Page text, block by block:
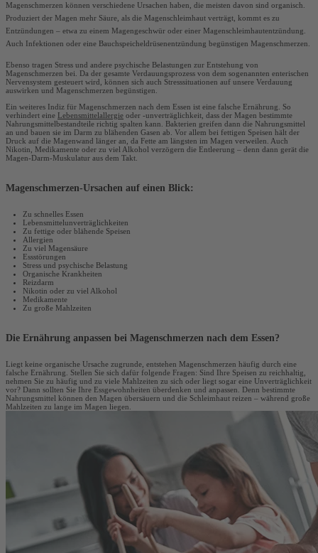
Magenschmerzen können verschiedene Ursachen haben, die meisten davon sind organisch.
Produziert der Magen mehr Säure, als die Magenschleimhaut verträgt, kommt es zu
Entzündungen – etwa zu einem Magengeschwür oder einer Magenschleimhautentzündung.
Auch Infektionen oder eine Bauchspeicheldrüsenentzündung begünstigen Magenschmerzen.
Ebenso tragen Stress und andere psychische Belastungen zur Entstehung von
Magenschmerzen bei. Da der gesamte Verdauungsprozess von dem sogenannten enterischen
Nervensystem gesteuert wird, können sich auch Stresssituationen auf unsere Verdauung
auswirken und Magenschmerzen begünstigen.
Ein weiteres Indiz für Magenschmerzen nach dem Essen ist eine falsche Ernährung. So
verhindert eine Lebensmittelallergie oder -unverträglichkeit, dass der Magen bestimmte
Nahrungsmittelbestandteile richtig spalten kann. Bakterien greifen dann die Nahrungsmittel
an und bauen sie im Darm zu blähenden Gasen ab. Vor allem bei fettigen Speisen hält der
Druck auf die Magenwand länger an, da Fette am längsten im Magen verweilen. Auch
Nikotin, Medikamente oder zu viel Alkohol verzögern die Entleerung – denn dann gerät die
Magen-Darm-Muskulatur aus dem Takt.
Magenschmerzen-Ursachen auf einen Blick:
Zu schnelles Essen
Lebensmittelunverträglichkeiten
Zu fettige oder blähende Speisen
Allergien
Zu viel Magensäure
Essstörungen
Stress und psychische Belastung
Organische Krankheiten
Reizdarm
Nikotin oder zu viel Alkohol
Medikamente
Zu große Mahlzeiten
Die Ernährung anpassen bei Magenschmerzen nach dem Essen?
Liegt keine organische Ursache zugrunde, entstehen Magenschmerzen häufig durch eine
falsche Ernährung. Stellen Sie sich dafür folgende Fragen: Sind Ihre Speisen zu reichhaltig,
nehmen Sie zu häufig und zu viele Mahlzeiten zu sich oder liegt sogar eine Unverträglichkeit
vor? Dann sollten Sie Ihre Essgewohnheiten überdenken und anpassen. Denn bestimmte
Nahrungsmittel können den Magen übersäuern und die Schleimhaut reizen – während große
Mahlzeiten zu lange im Magen liegen.